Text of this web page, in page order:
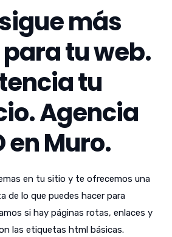
más
tu web.
tu
Agencia
en Muro.
en tu sitio y te ofrecemos una
de lo que puedes hacer para
si hay páginas rotas, enlaces y
las etiquetas html básicas.